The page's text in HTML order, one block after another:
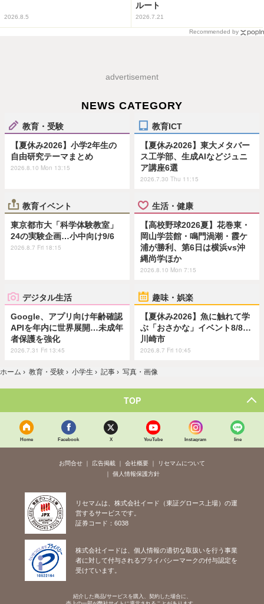
2026.8.5
ルート
2026.7.21
Recommended by
advertisement
NEWS CATEGORY
教育・受験
【夏休み2026】小学2年生の
自由研究テーマまとめ
2026.8.10 Mon 13:15
教育ICT
【夏休み2026】東大メタバー
ス工学部、生成AIなどジュニ
ア講座6選
2026.7.30 Thu 11:15
教育イベント
東京都市大「科学体験教室」
24の実験企画…小中向け9/6
2026.8.7 Fri 18:15
生活・健康
【高校野球2026夏】花巻東・
岡山学芸館・鳴門渦潮・霞ケ
浦が勝利、第6日は横浜vs沖
縄尚学ほか
2026.8.10 Mon 7:15
デジタル生活
Google、アプリ向け年齢確認
APIを年内に世界展開…未成年
者保護を強化
2026.7.31 Fri 13:45
趣味・娯楽
【夏休み2026】魚に触れて学
ぶ「おさかな」イベント8/8…
川崎市
2026.8.7 Fri 10:45
ホーム › 教育・受験 › 小学生 › 記事 › 写真・画像
TOP
Home Facebook X YouTube Instagram line
お問合せ 広告掲載 会社概要
リセマムについて
個人情報保護方針
リセマムは、株式会社イード（東証グロース上場）の運
営するサービスです。
証券コード：6038
株式会社イードは、個人情報の適切な取扱いを行う事業
者に対して付与されるプライバシーマークの付与認定を
受けています。
紹介した商品/サービスを購入、契約した場合に、